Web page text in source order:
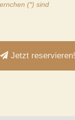
(*) sind
Jetzt reservieren!